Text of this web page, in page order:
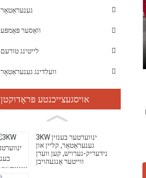
גענעראַטאָר
וואַסער פּאָמפּע
לייטינג טורעם
וועלדינג גענעראַטאָר
אויסגעצייכנטע פּראָדוקטן
3KW ינווערטער בענזין
גענעראַטאָר, קליין און
נידעריק-גערויש, קען ווערן
ווייטער אָנגעהויבן